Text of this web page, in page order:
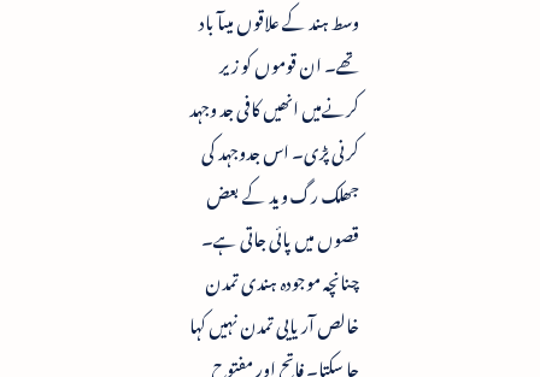
وسط ہند کے علاقوں میںآ باد
تھے۔ ان قوموں کو زیر
کرنےمیں انھیں کافی جد وجہد
کرنی پڑی۔ اس جدوجہد کی
جھلک رگ وید کے بعض
قصوں میں پائی جاتی ہے۔
چنانچہ موجودہ ہندی تمدن
خالص آریایی تمدن نہیں کہا
جا سکتا۔ فاتح اور مفتوح